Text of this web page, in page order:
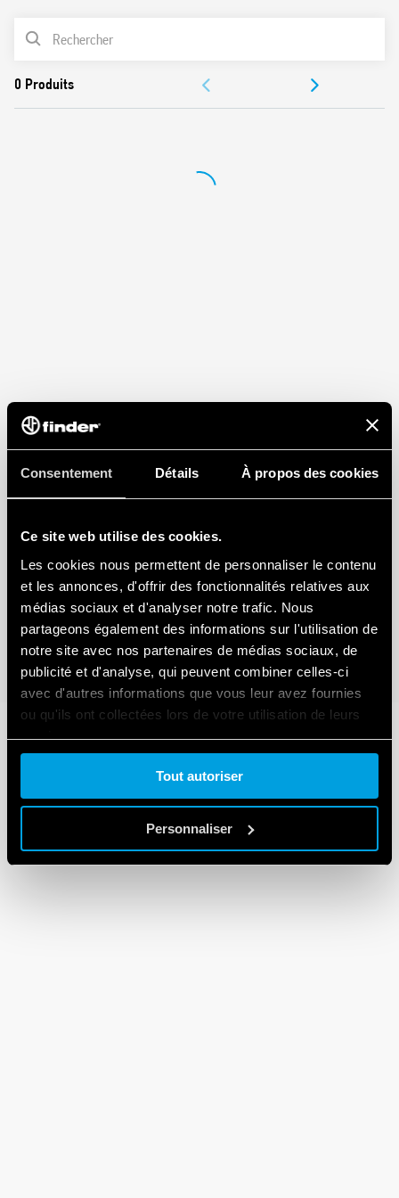
Consentement Détails À propos des cookies
Ce site web utilise des cookies.
Les cookies nous permettent de personnaliser le contenu
et les annonces, d'offrir des fonctionnalités relatives aux
médias sociaux et d'analyser notre trafic. Nous
partageons également des informations sur l'utilisation de
notre site avec nos partenaires de médias sociaux, de
publicité et d'analyse, qui peuvent combiner celles-ci
avec d'autres informations que vous leur avez fournies
ou qu'ils ont collectées lors de votre utilisation de leurs
services.
Tout autoriser
Personnaliser
Commandes de SET et RESET
LED de signalisation de la position des commandes
LISTE DES PRODUITS
CERTIFICATIONS